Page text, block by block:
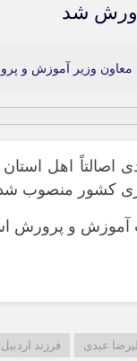
شد
معاون وزیر آموزش
اصالتاً اهل
کشور منصوب
و پرورش
عبدی فرزند اردبیل